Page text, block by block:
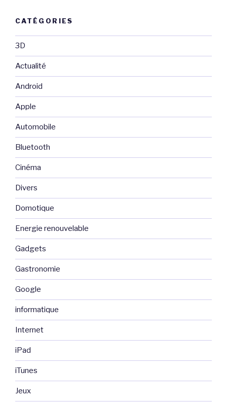
CATÉGORIES
3D
Actualité
Android
Apple
Automobile
Bluetooth
Cinéma
Divers
Domotique
Energie renouvelable
Gadgets
Gastronomie
Google
informatique
Internet
iPad
iTunes
Jeux